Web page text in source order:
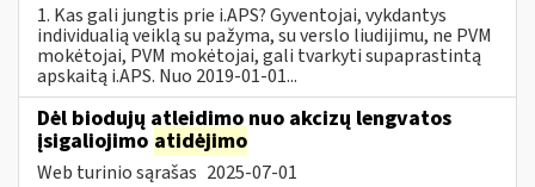
1. Kas gali jungtis prie i.APS? Gyventojai, vykdantys
individualią veiklą su pažyma, su verslo liudijimu, ne PVM
mokėtojai, PVM mokėtojai, gali tvarkyti supaprastintą
apskaitą i.APS. Nuo 2019-01-01...
Dėl biodujų atleidimo nuo akcizų lengvatos
įsigaliojimo atidėjimo
Web turinio sąrašas 2025-07-01